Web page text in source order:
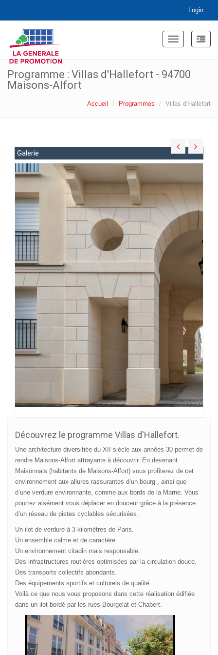
Login
Toggle
Programme : Villas d'Hallefort - 94700
Maisons-Alfort
Accueil Programmes Villas d'Hallefort
Galerie
Découvrez le programme Villas d'Hallefort.
Une architecture diversifiée du XII siècle aux années 30 permet de
rendre Maisons-Alfort attrayante à découvrir. En devenant
Maisonnais (habitants de Maisons-Alfort) vous profiterez de cet
environnement aux allures rassurantes d’un bourg , ainsi que
d’une verdure environnante, comme aux bords de la Marne. Vous
pourrez aisément vous déplacer en douceur grâce à la présence
d’un réseau de pistes cyclables sécurisées.
Un ilot de verdure à 3 kilomètres de Paris.
Un ensemble calme et de caractère.
Un environnement citadin mais responsable.
Des infrastructures routières optimisées par la circulation douce.
Des transports collectifs abondants.
Des équipements sportifs et culturels de qualité.
Voilà ce que nous vous proposons dans cette réalisation édifiée
dans un ilot bordé par les rues Bourgelat et Chabert.